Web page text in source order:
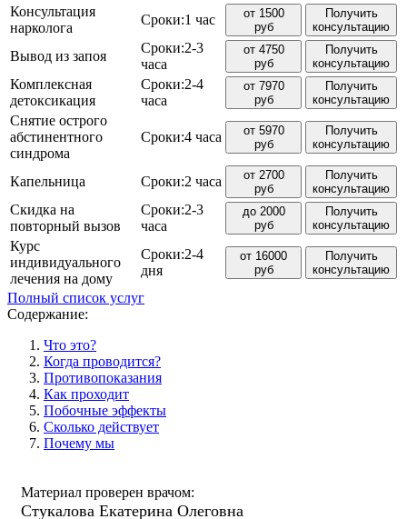
Консультация
нарколога
Сроки:1 час
от 1500
руб
Получить
консультацию
Вывод из запоя
Сроки:2-3
часа
от 4750
руб
Получить
консультацию
Комплексная
детоксикация
Сроки:2-4
часа
от 7970
руб
Получить
консультацию
Снятие острого
абстинентного
синдрома
Сроки:4 часа
от 5970
руб
Получить
консультацию
Капельница Сроки:2 часа
от 2700
руб
Получить
консультацию
Скидка на
повторный вызов
Сроки:2-3
часа
до 2000
руб
Получить
консультацию
Курс
индивидуального
лечения на дому
Сроки:2-4
дня
от 16000
руб
Получить
консультацию
Полный список услуг
Содержание:
Что это?
Когда проводится?
Противопоказания
Как проходит
Побочные эффекты
Сколько действует
Почему мы
Материал проверен врачом:
Стукалова Екатерина Олеговна